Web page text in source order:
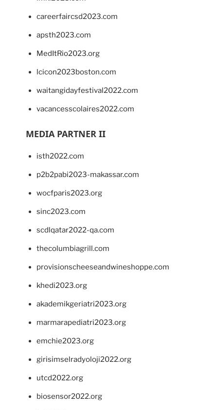
careerfaircsd2023.com
apsth2023.com
MedItRio2023.org
lcicon2023boston.com
waitangidayfestival2022.com
vacancesscolaires2022.com
MEDIA PARTNER II
isth2022.com
p2b2pabi2023-makassar.com
wocfparis2023.org
sinc2023.com
scdlqatar2022-qa.com
thecolumbiagrill.com
provisionscheeseandwineshoppe.com
khedi2023.org
akademikgeriatri2023.org
marmarapediatri2023.org
emchie2023.org
girisimselradyoloji2022.org
utcd2022.org
biosensor2022.org